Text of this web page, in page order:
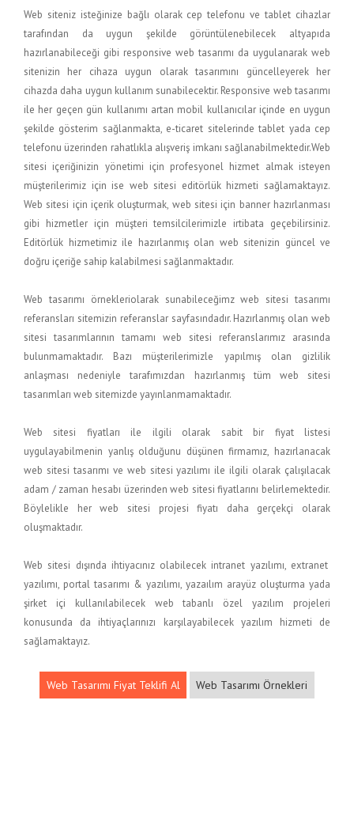
Web siteniz isteğinize bağlı olarak cep telefonu ve tablet cihazlar
tarafından da uygun şekilde görüntülenebilecek altyapıda
hazırlanabileceği gibi responsive web tasarımı da uygulanarak web
sitenizin her cihaza uygun olarak tasarımını güncelleyerek her
cihazda daha uygun kullanım sunabilecektir. Responsive web tasarımı
ile her geçen gün kullanımı artan mobil kullanıcılar içinde en uygun
şekilde gösterim sağlanmakta, e-ticaret sitelerinde tablet yada cep
telefonu üzerinden rahatlıkla alışveriş imkanı sağlanabilmektedir.Web
sitesi içeriğinizin yönetimi için profesyonel hizmet almak isteyen
müşterilerimiz için ise web sitesi editörlük hizmeti sağlamaktayız.
Web sitesi için içerik oluşturmak, web sitesi için banner hazırlanması
gibi hizmetler için müşteri temsilcilerimizle irtibata geçebilirsiniz.
Editörlük hizmetimiz ile hazırlanmış olan web sitenizin güncel ve
doğru içeriğe sahip kalabilmesi sağlanmaktadır.
Web tasarımı örnekleriolarak sunabileceğimz web sitesi tasarımı
referansları sitemizin referanslar sayfasındadır. Hazırlanmış olan web
sitesi tasarımlarının tamamı web sitesi referanslarımız arasında
bulunmamaktadır. Bazı müşterilerimizle yapılmış olan gizlilik
anlaşması nedeniyle tarafımızdan hazırlanmış tüm web sitesi
tasarımları web sitemizde yayınlanmamaktadır.
Web sitesi fiyatları ile ilgili olarak sabit bir fiyat listesi
uygulayabilmenin yanlış olduğunu düşünen firmamız, hazırlanacak
web sitesi tasarımı ve web sitesi yazılımı ile ilgili olarak çalışılacak
adam / zaman hesabı üzerinden web sitesi fiyatlarını belirlemektedir.
Böylelikle her web sitesi projesi fiyatı daha gerçekçi olarak
oluşmaktadır.
Web sitesi dışında ihtiyacınız olabilecek intranet yazılımı, extranet
yazılımı, portal tasarımı & yazılımı, yazaılım arayüz oluşturma yada
şirket içi kullanılabilecek web tabanlı özel yazılım projeleri
konusunda da ihtiyaçlarınızı karşılayabilecek yazılım hizmeti de
sağlamaktayız.
Web Tasarımı Fiyat Teklifi Al Web Tasarımı Örnekleri